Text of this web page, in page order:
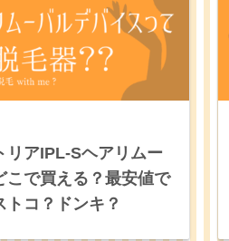
リアIPL-Sヘアリムー
こで買える？最安値で
コ？ドンキ？